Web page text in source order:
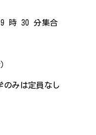
時 30 分集合
みは定員なし